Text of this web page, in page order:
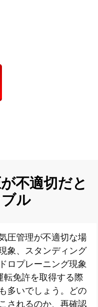
不適切だと
ル
圧管理が不適切な場
象、スタンディング
ロプレーニング現象
免許を取得する際
多いでしょう。どの
されるのか、再確認